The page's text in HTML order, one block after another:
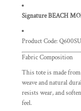
Signature BEACH
Product Code:
Fabric Composition
This tote is made from
weave and natural
resists wear, and
feel.